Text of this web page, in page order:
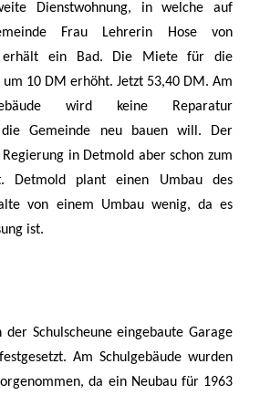
Dienstwohnung, in welche auf
Frau Lehrerin Hose von
erhält ein Bad. Die Miete für die
10 DM erhöht. Jetzt 53,40 DM. Am
wird keine Reparatur
Gemeinde neu bauen will. Der
in Detmold aber schon zum
Detmold plant einen Umbau des
von einem Umbau wenig, da es
ist.
Schulscheune eingebaute Garage
Am Schulgebäude wurden
da ein Neubau für 1963